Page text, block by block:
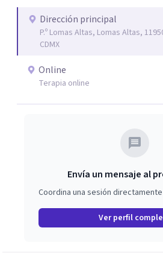
a personas que atraviesan
depresivos, agotamiento
negativos recurrentes o
emociones, integrando
evidencia con una comprensión
Dirección principal
P.º Lomas Altas, Lomas Altas,
CDMX
Online
Terapia online
Envía un mensaje al
Coordina una sesión
Ver perfil